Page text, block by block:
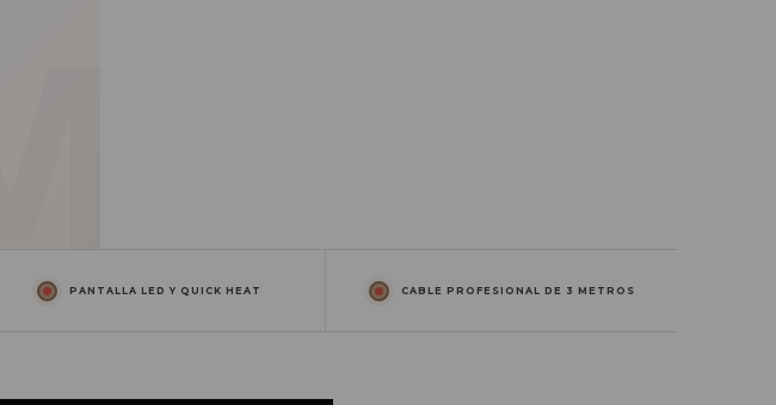
PANTALLA LED Y QUICK HEAT CABLE PROFESIONAL DE 3 METROS